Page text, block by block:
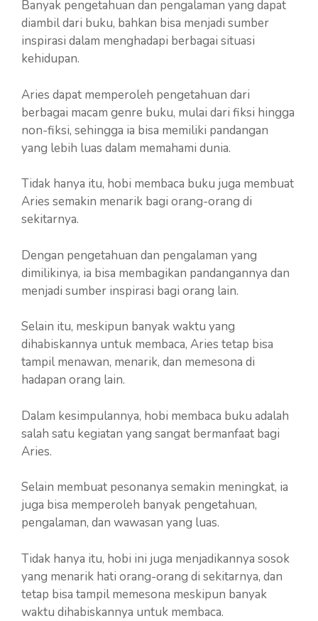
Banyak pengetahuan dan pengalaman yang dapat
diambil dari buku, bahkan bisa menjadi sumber
inspirasi dalam menghadapi berbagai situasi
kehidupan.
Aries dapat memperoleh pengetahuan dari
berbagai macam genre buku, mulai dari fiksi hingga
non-fiksi, sehingga ia bisa memiliki pandangan
yang lebih luas dalam memahami dunia.
Tidak hanya itu, hobi membaca buku juga membuat
Aries semakin menarik bagi orang-orang di
sekitarnya.
Dengan pengetahuan dan pengalaman yang
dimilikinya, ia bisa membagikan pandangannya dan
menjadi sumber inspirasi bagi orang lain.
Selain itu, meskipun banyak waktu yang
dihabiskannya untuk membaca, Aries tetap bisa
tampil menawan, menarik, dan memesona di
hadapan orang lain.
Dalam kesimpulannya, hobi membaca buku adalah
salah satu kegiatan yang sangat bermanfaat bagi
Aries.
Selain membuat pesonanya semakin meningkat, ia
juga bisa memperoleh banyak pengetahuan,
pengalaman, dan wawasan yang luas.
Tidak hanya itu, hobi ini juga menjadikannya sosok
yang menarik hati orang-orang di sekitarnya, dan
tetap bisa tampil memesona meskipun banyak
waktu dihabiskannya untuk membaca.